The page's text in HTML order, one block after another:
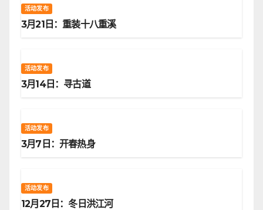
活动发布
3月21日：重装十八重溪
活动发布
3月14日：寻古道
活动发布
3月7日：开春热身
活动发布
12月27日：冬日洪江河